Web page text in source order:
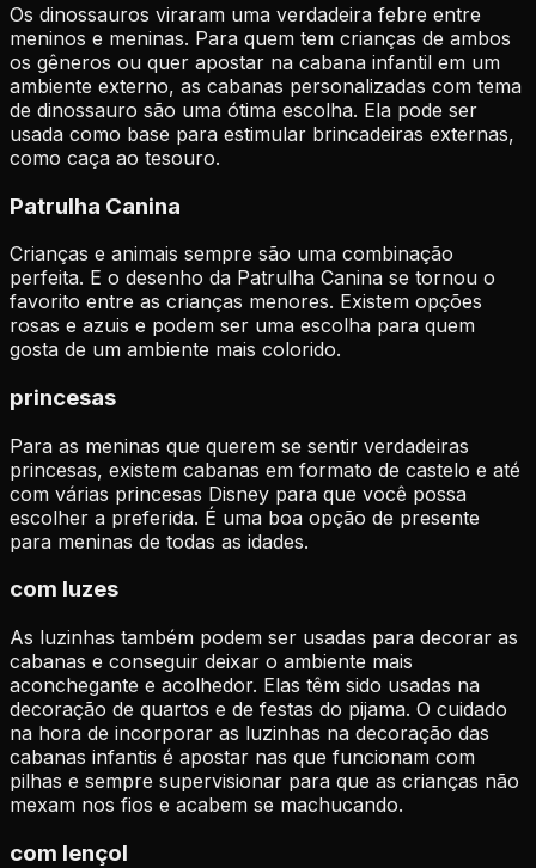
Os dinossauros viraram uma verdadeira febre entre
meninos e meninas. Para quem tem crianças de ambos
os gêneros ou quer apostar na cabana infantil em um
ambiente externo, as cabanas personalizadas com tema
de dinossauro são uma ótima escolha. Ela pode ser
usada como base para estimular brincadeiras externas,
como caça ao tesouro.
Patrulha Canina
Crianças e animais sempre são uma combinação
perfeita. E o desenho da Patrulha Canina se tornou o
favorito entre as crianças menores. Existem opções
rosas e azuis e podem ser uma escolha para quem
gosta de um ambiente mais colorido.
princesas
Para as meninas que querem se sentir verdadeiras
princesas, existem cabanas em formato de castelo e até
com várias princesas Disney para que você possa
escolher a preferida. É uma boa opção de presente
para meninas de todas as idades.
com luzes
As luzinhas também podem ser usadas para decorar as
cabanas e conseguir deixar o ambiente mais
aconchegante e acolhedor. Elas têm sido usadas na
decoração de quartos e de festas do pijama. O cuidado
na hora de incorporar as luzinhas na decoração das
cabanas infantis é apostar nas que funcionam com
pilhas e sempre supervisionar para que as crianças não
mexam nos fios e acabem se machucando.
com lençol